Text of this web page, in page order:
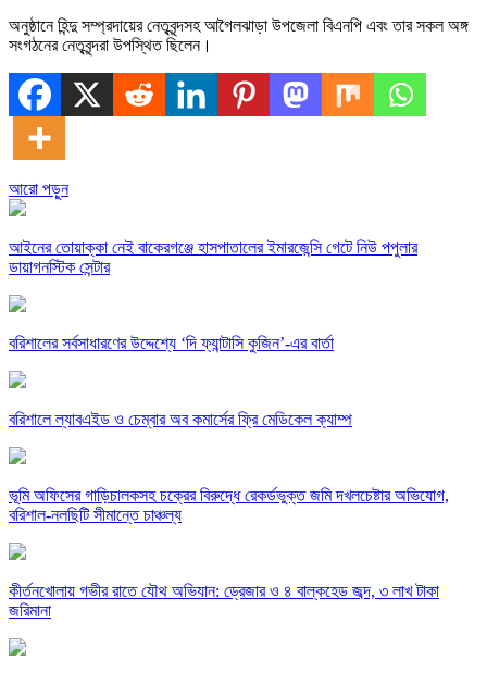
অনুষ্ঠানে হিন্দু সম্প্রদায়ের নেতৃবৃন্দসহ আগৈলঝাড়া উপজেলা বিএনপি এবং তার সকল অঙ্গ
সংগঠনের নেতৃবৃন্দরা উপস্থিত ছিলেন।
আরো পড়ুন
​আইনের তোয়াক্কা নেই বাকেরগঞ্জে হাসপাতালের ইমারজেন্সি গেটে নিউ পপুলার
ডায়াগনস্টিক সেন্টার
বরিশালের সর্বসাধারণের উদ্দেশ্যে ‘দি ফ্যান্টাসি কুজিন’-এর বার্তা
বরিশালে ল্যাবএইড ও চেম্বার অব কমার্সের ফ্রি মেডিকেল ক্যাম্প
‎ভূমি অফিসের গাড়িচালকসহ চক্রের বিরুদ্ধে রেকর্ডভুক্ত জমি দখলচেষ্টার অভিযোগ,
বরিশাল-নলছিটি সীমান্তে চাঞ্চল্য
কীর্তনখোলায় গভীর রাতে যৌথ অভিযান: ড্রেজার ও ৪ বাল্কহেড জব্দ, ৩ লাখ টাকা
জরিমানা